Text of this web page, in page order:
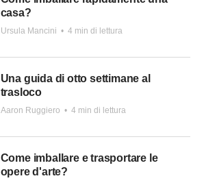
casa?
Ursula Mancini • 4 min di lettura
Una guida di otto settimane al
trasloco
Aaron Ruggiero • 4 min di lettura
Come imballare e trasportare le
opere d'arte?